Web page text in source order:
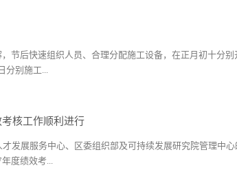
节后快速组织人员、合理分配施工设备，在正月初十分
分别施工...
核工作顺利进行
发展服务中心、区委组织部及可持续发展研究院管理中
度绩效考...